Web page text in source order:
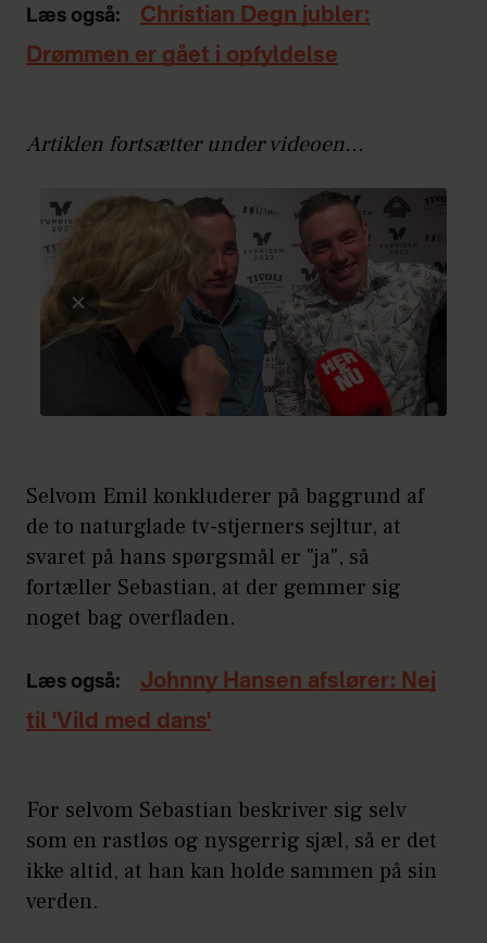
Læs også:
Christian Degn jubler:
Drømmen er gået i opfyldelse
Artiklen fortsætter under videoen...
Selvom Emil konkluderer på baggrund af
de to naturglade tv-stjerners sejltur, at
svaret på hans spørgsmål er "ja", så
fortæller Sebastian, at der gemmer sig
noget bag overfladen.
Læs også:
Johnny Hansen afslører: Nej
til 'Vild med dans'
For selvom Sebastian beskriver sig selv
som en rastløs og nysgerrig sjæl, så er det
ikke altid, at han kan holde sammen på sin
verden.